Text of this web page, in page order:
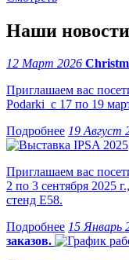
Наши новости
12 Март 2026
Приглашаем вас
Podarki с 17 по 19
19 Август
Приглашаем вас
2 по 3 сентября 2025
стенд Е58.
15 Январь
заказов.